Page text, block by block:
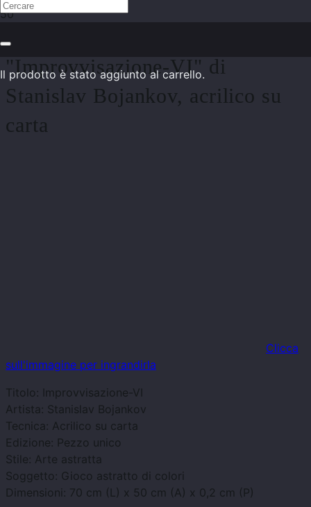
Il prodotto è stato aggiunto al carrello.
Dipinto astratto
"Improvvisazione-VI" di
Stanislav Bojankov, acrilico su
carta
Clicca
sull'immagine per ingrandirla
Titolo: Improvvisazione-VI
Artista: Stanislav Bojankov
Tecnica: Acrilico su carta
Edizione: Pezzo unico
Stile: Arte astratta
Soggetto: Gioco astratto di colori
Dimensioni: 70 cm (L) x 50 cm (A) x 0,2 cm (P)